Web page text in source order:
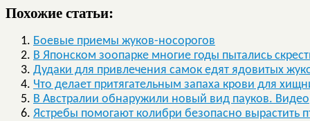
Похожие статьи:
Боевые приемы жуков-носорогов
В Японском зоопарке многие годы пытались
Дудаки для привлечения самок едят ядовитых
Что делает притягательным запаха крови для
В Австралии обнаружили новый вид пауков. Видео
Ястребы помогают колибри безопасно вырастить